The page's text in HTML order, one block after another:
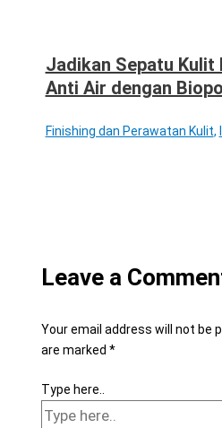
Jadikan Sepatu Kulit
Anti Air dengan
Finishing dan Perawatan Kulit,
Leave a
Your email address will not be
are marked *
Type here..